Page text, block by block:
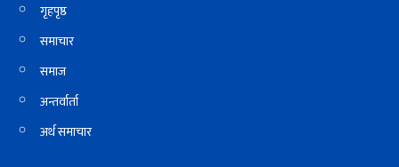
गृहपृष्ठ
समाचार
समाज
अन्तर्वार्ता
अर्थ समाचार